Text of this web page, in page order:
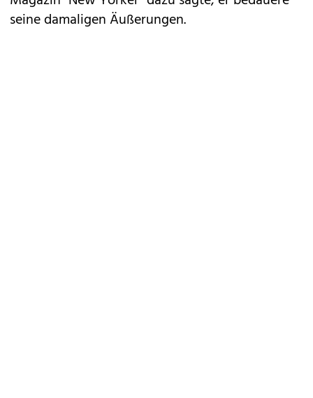
seine damaligen Äußerungen.